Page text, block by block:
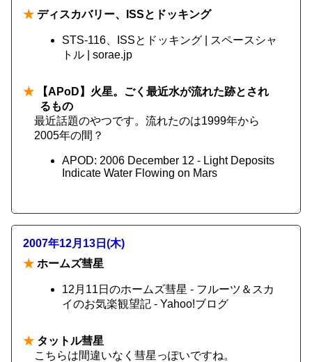
★ ディスカバリー、ISSとドッキング
STS-116、ISSとドッキング | スペースシャ
トル | sorae.jp
★ 【APoD】火星。ごく最近水が流れた跡とされ
るもの
最近話題のやつです。流れたのは1999年から
2005年の間？
APOD: 2006 December 12 - Light Deposits
Indicate Water Flowing on Mars
2007年12月13日(木)
★ ホームズ彗星
12月11日のホームズ彗星 - フルーツ＆スカ
イのお気楽観望記 - Yahoo!ブログ
★ タットル彗星
こちらは間違いなく彗星っぽいですね。